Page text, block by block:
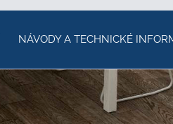
NÁVODY A TECHNICKÉ